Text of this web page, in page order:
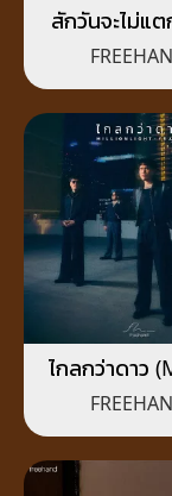
สักวันจะไม่แ
(Dear
ไกลกว่าดาว
Light-